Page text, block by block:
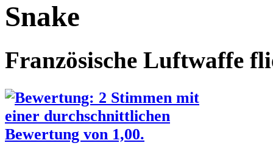
Snake
Französische Luftwaffe